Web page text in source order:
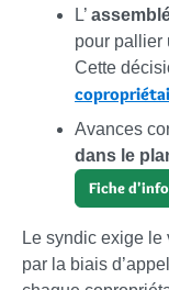
L’
pour pallier
Cette
Avances
dans le
Fiche
Le syndic exige
par la biais